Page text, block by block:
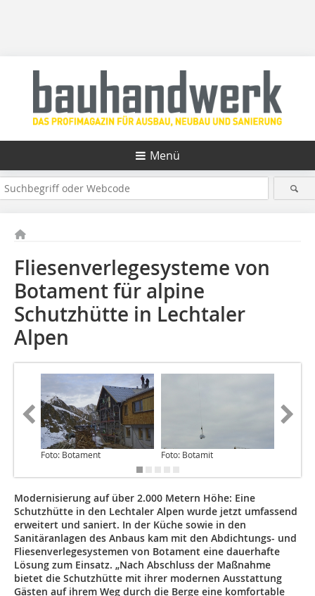
Menü
Fliesenverlegesysteme von
Botament für alpine
Schutzhütte in Lechtaler
Alpen
Foto: Botament Foto: Botamit
Modernisierung auf über 2.000 Metern Höhe: Eine
Schutzhütte in den Lechtaler Alpen wurde jetzt umfassend
erweitert und saniert. In der Küche sowie in den
Sanitäranlagen des Anbaus kam mit den Abdichtungs- und
Fliesenverlegesystemen von Botament eine dauerhafte
Lösung zum Einsatz. „Nach Abschluss der Maßnahme
bietet die Schutzhütte mit ihrer modernen Ausstattung
Gästen auf ihrem Weg durch die Berge eine komfortable